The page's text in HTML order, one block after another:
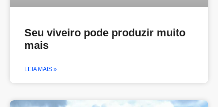
Seu viveiro pode produzir muito
mais
LEIA MAIS »